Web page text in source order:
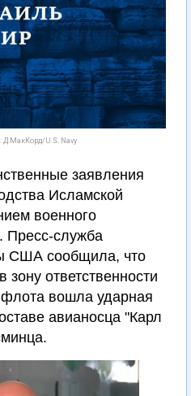
Д.МакКорд/U.S. Navy
заявления
Исламской
военного
Пресс-служба
США сообщила, что
зону ответственности
флота вошла ударная
авианосца "Карл